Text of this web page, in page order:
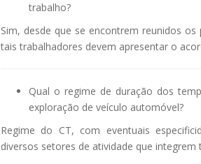
trabalho?
Sim, desde que se encontrem reunidos
tais trabalhadores devem apresentar o
Qual o regime de duração dos
exploração de veículo automóvel?
Regime do CT, com eventuais
diversos setores de atividade que integrem